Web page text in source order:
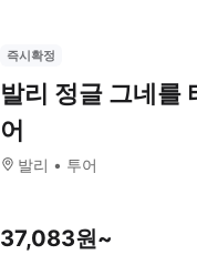
즉시확정
발리 정글 그네를
어
발리 투어
37,083원~